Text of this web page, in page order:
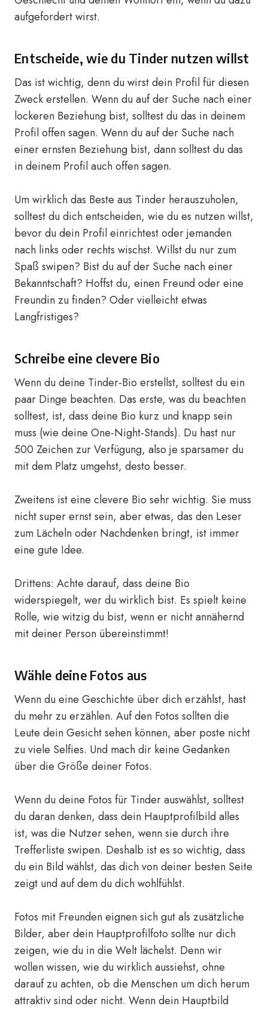
aufgefordert wirst.
Entscheide, wie du Tinder nutzen willst
Das ist wichtig, denn du wirst dein Profil für diesen
Zweck erstellen. Wenn du auf der Suche nach einer
lockeren Beziehung bist, solltest du das in deinem
Profil offen sagen. Wenn du auf der Suche nach
einer ernsten Beziehung bist, dann solltest du das
in deinem Profil auch offen sagen.
Um wirklich das Beste aus Tinder herauszuholen,
solltest du dich entscheiden, wie du es nutzen willst,
bevor du dein Profil einrichtest oder jemanden
nach links oder rechts wischst. Willst du nur zum
Spaß swipen? Bist du auf der Suche nach einer
Bekanntschaft? Hoffst du, einen Freund oder eine
Freundin zu finden? Oder vielleicht etwas
Langfristiges?
Schreibe eine clevere Bio
Wenn du deine Tinder-Bio erstellst, solltest du ein
paar Dinge beachten. Das erste, was du beachten
solltest, ist, dass deine Bio kurz und knapp sein
muss (wie deine One-Night-Stands). Du hast nur
500 Zeichen zur Verfügung, also je sparsamer du
mit dem Platz umgehst, desto besser.
Zweitens ist eine clevere Bio sehr wichtig. Sie muss
nicht super ernst sein, aber etwas, das den Leser
zum Lächeln oder Nachdenken bringt, ist immer
eine gute Idee.
Drittens: Achte darauf, dass deine Bio
widerspiegelt, wer du wirklich bist. Es spielt keine
Rolle, wie witzig du bist, wenn er nicht annähernd
mit deiner Person übereinstimmt!
Wähle deine Fotos aus
Wenn du eine Geschichte über dich erzählst, hast
du mehr zu erzählen. Auf den Fotos sollten die
Leute dein Gesicht sehen können, aber poste nicht
zu viele Selfies. Und mach dir keine Gedanken
über die Größe deiner Fotos.
Wenn du deine Fotos für Tinder auswählst, solltest
du daran denken, dass dein Hauptprofilbild alles
ist, was die Nutzer sehen, wenn sie durch ihre
Trefferliste swipen. Deshalb ist es so wichtig, dass
du ein Bild wählst, das dich von deiner besten Seite
zeigt und auf dem du dich wohlfühlst.
Fotos mit Freunden eignen sich gut als zusätzliche
Bilder, aber dein Hauptprofilfoto sollte nur dich
zeigen, wie du in die Welt lächelst. Denn wir
wollen wissen, wie du wirklich aussiehst, ohne
darauf zu achten, ob die Menschen um dich herum
attraktiv sind oder nicht. Wenn dein Hauptbild